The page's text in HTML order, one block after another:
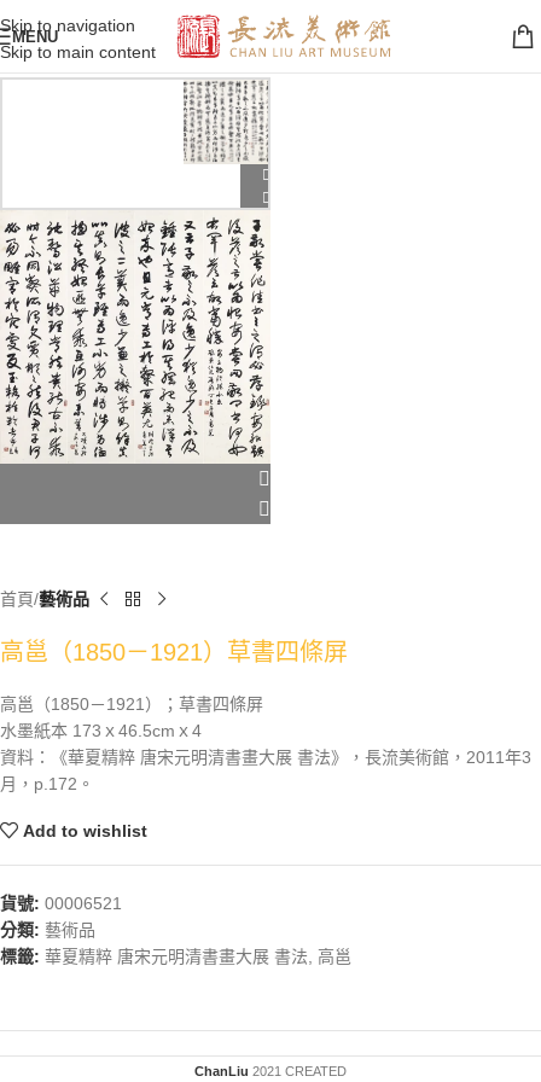
Skip to navigation
Skip to main content
MENU
首頁 藝術品
高邕（1850－1921）草書四條屏
高邕（1850－1921）；草書四條屏
水墨紙本 173ｘ46.5cmｘ4
資料：《華夏精粹 唐宋元明清書畫大展 書法》，長流美術館，2011年3
月，p.172。
Add to wishlist
貨號: 00006521
分類: 藝術品
標籤: 華夏精粹 唐宋元明清書畫大展 書法, 高邕
ChanLiu 2021 CREATED